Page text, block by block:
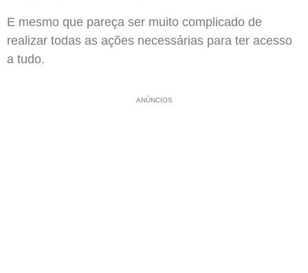
E mesmo que pareça ser muito complicado de
realizar todas as ações necessárias para ter acesso
a tudo.
ANÚNCIOS